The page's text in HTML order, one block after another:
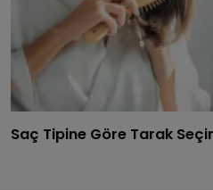
Saç Tipine Göre Tarak